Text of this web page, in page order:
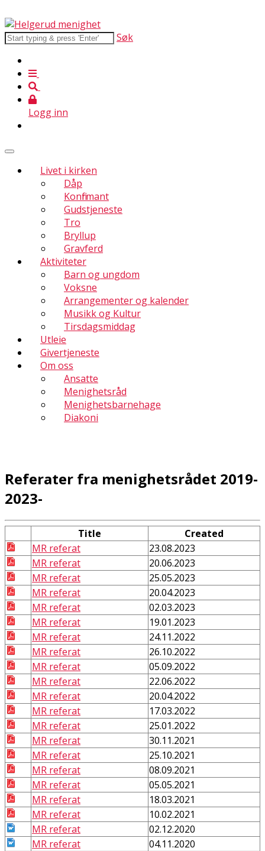
Søk
Logg inn
Livet i kirken
Dåp
Konfirmant
Gudstjeneste
Tro
Bryllup
Gravferd
Aktiviteter
Barn og ungdom
Voksne
Arrangementer og kalender
Musikk og Kultur
Tirsdagsmiddag
Utleie
Givertjeneste
Om oss
Ansatte
Menighetsråd
Menighetsbarnehage
Diakoni
Referater fra menighetsrådet 2019-
2023-
Title
Created
MR referat
23.08.2023
MR referat
20.06.2023
MR referat
25.05.2023
MR referat
20.04.2023
MR referat
02.03.2023
MR referat
19.01.2023
MR referat
24.11.2022
MR referat
26.10.2022
MR referat
05.09.2022
MR referat
22.06.2022
MR referat
20.04.2022
MR referat
17.03.2022
MR referat
25.01.2022
MR referat
30.11.2021
MR referat
25.10.2021
MR referat
08.09.2021
MR referat
05.05.2021
MR referat
18.03.2021
MR referat
10.02.2021
MR referat
02.12.2020
MR referat
04.11.2020